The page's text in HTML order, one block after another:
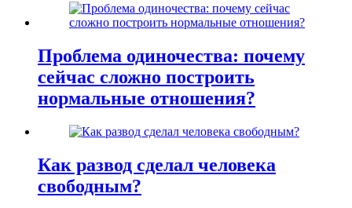
Проблема одиночества: почему
сейчас сложно построить
нормальные отношения?
Как развод сделал человека
свободным?